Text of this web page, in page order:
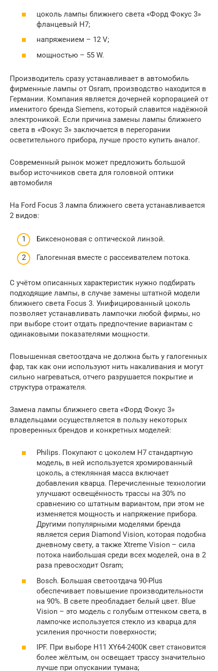
цоколь лампы ближнего света «Форд Фокус 3»
фланцевый H7;
напряжением – 12 V;
мощностью – 55 W.
Производитель сразу устанавливает в автомобиль
фирменные лампы от Osram, производство находится в
Германии. Компания является дочерней корпорацией от
именитого бренда Siemens, который славится надёжной
электроникой. Если причина замены лампы ближнего
света в «Фокус 3» заключается в перегорании
осветительного прибора, лучше просто купить аналог.
Современный рынок может предложить большой
выбор источников света для головной оптики
автомобиля
На Ford Focus 3 лампа ближнего света устанавливается
2 видов:
Биксеноновая с оптической линзой.
Галогенная вместе с рассеивателем потока.
С учётом описанных характеристик нужно подбирать
подходящие лампы, в случае замены штатной модели
ближнего света Focus 3. Унифицированный цоколь
позволяет устанавливать лампочки любой фирмы, но
при выборе стоит отдать предпочтение вариантам с
одинаковыми показателями мощности.
Повышенная светоотдача не должна быть у галогенных
фар, так как они используют нить накаливания и могут
сильно нагреваться, отчего разрушается покрытие и
структура отражателя.
Замена лампы ближнего света «Форд Фокус 3»
владельцами осуществляется в пользу некоторых
проверенных брендов и конкретных моделей:
Philips. Покупают с цоколем H7 стандартную
модель, в ней используется хромированный
цоколь, а стеклянная масса включает
добавления кварца. Перечисленные технологии
улучшают освещённость трассы на 30% по
сравнению со штатным вариантом, при этом не
изменяется мощность и напряжение прибора.
Другими популярными моделями бренда
является серия Diamond Vision, которая подобна
дневному свету, а также Xtreme Vision – сила
потока наибольшая среди всех моделей, она в 2
раза превосходит Osram;
Bosch. Большая светоотдача 90-Plus
обеспечивает повышение производительности
на 90%. В свете преобладает белый цвет. Blue
Vision – это модель с голубым оттенком света, в
лампочке используется стекло из кварца для
усиления прочности поверхности;
IPF. При выборе H11 XY64-2400K свет становится
более жёлтым, он освещает трассу значительно
лучше при опускании тумана;